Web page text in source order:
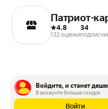
Патриот-
4.8
132 оценки
34
Войдите, и станет
В аккаунте больше скидок
Войти